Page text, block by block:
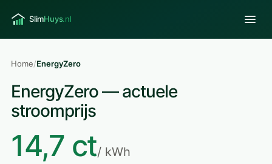
Home/EnergyZero
EnergyZero — actuele
stroomprijs
14,7 ct/ kWh